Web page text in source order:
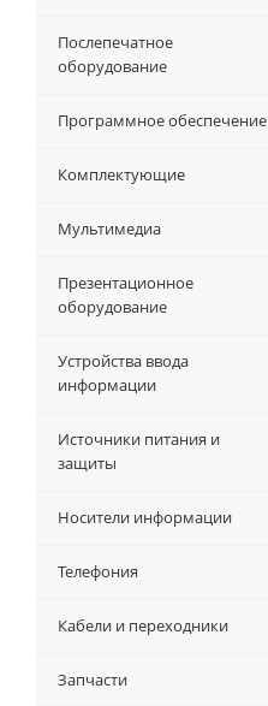
Послепечатное
оборудование
Программное обеспечение
Комплектующие
Мультимедиа
Презентационное
оборудование
Устройства ввода
информации
Источники питания и
защиты
Носители информации
Телефония
Кабели и переходники
Запчасти